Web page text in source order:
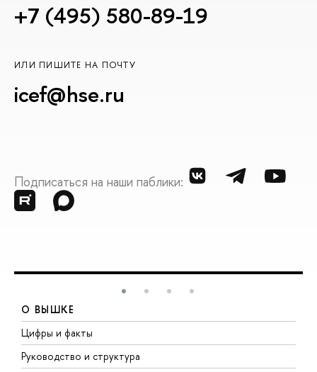
+7 (495) 580-89-19
ИЛИ ПИШИТЕ НА ПОЧТУ
icef@hse.ru
Подписаться на наши паблики:
О ВЫШКЕ
Цифры и факты
Руководство и структура